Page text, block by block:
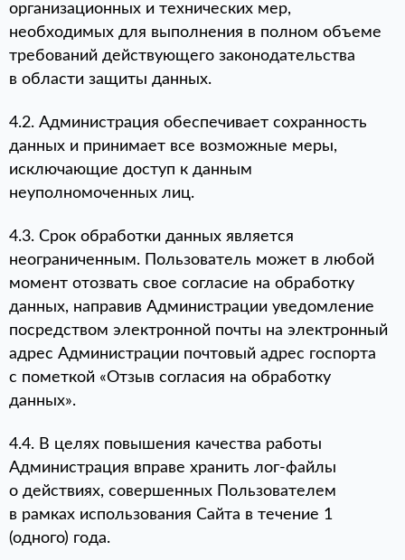
организационных и технических мер,
необходимых для выполнения в полном объеме
требований действующего законодательства
в области защиты данных.
4.2. Администрация обеспечивает сохранность
данных и принимает все возможные меры,
исключающие доступ к данным
неуполномоченных лиц.
4.3. Срок обработки данных является
неограниченным. Пользователь может в любой
момент отозвать свое согласие на обработку
данных, направив Администрации уведомление
посредством электронной почты на электронный
адрес Администрации почтовый адрес госпорта
с пометкой «Отзыв согласия на обработку
данных».
4.4. В целях повышения качества работы
Администрация вправе хранить лог-файлы
о действиях, совершенных Пользователем
в рамках использования Сайта в течение 1
(одного) года.